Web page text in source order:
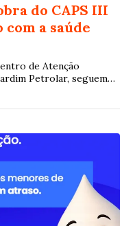
do CAPS III
a saúde
de Atenção
Petrolar, seguem